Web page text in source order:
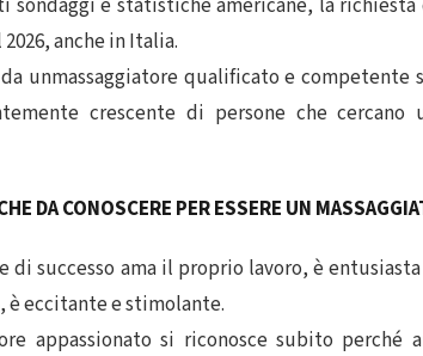
sondaggi e statistiche americane, la
anche in Italia.
unmassaggiatore qualificato e
crescente di persone che cercano
DA CONOSCERE PER ESSERE UN
di successo ama il proprio lavoro, è
eccitante e stimolante.
appassionato si riconosce subito